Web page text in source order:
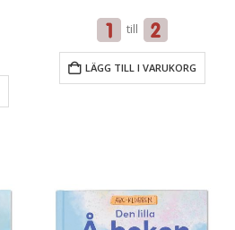
till
LÄGG TILL I VARUKORG